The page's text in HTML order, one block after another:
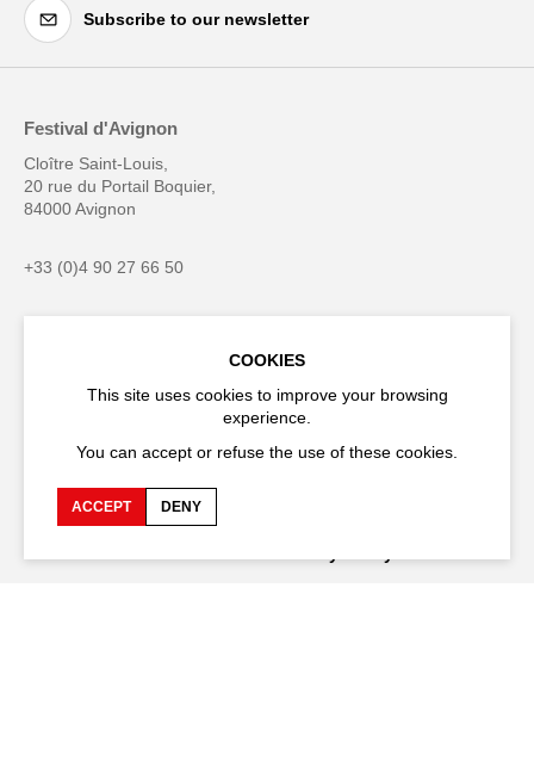
Subscribe to our newsletter
Festival d'Avignon
Cloître Saint-Louis,
20 rue du Portail Boquier,
84000 Avignon
+33 (0)4 90 27 66 50
Accessibility Q&A
Production space
Team space
COOKIES
This site uses cookies to improve your browsing
experience.
You can accept or refuse the use of these cookies.
ACCEPT DENY